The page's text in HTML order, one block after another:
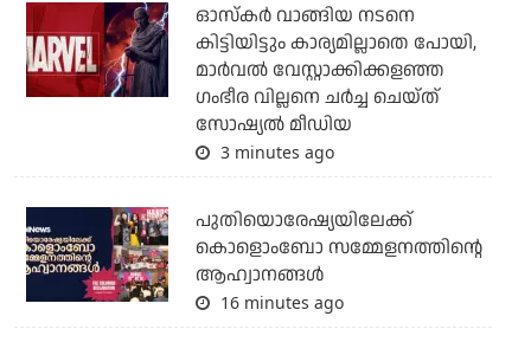
ഓസ്‌കര്‍ വാങ്ങിയ നടനെ
കിട്ടിയിട്ടും കാര്യമില്ലാതെ പോയി,
മാര്‍വല്‍ വേസ്റ്റാക്കിക്കളഞ്ഞ
ഗംഭീര വില്ലനെ ചര്‍ച്ച ചെയ്ത്
സോഷ്യല്‍ മീഡിയ
3 minutes ago
പുതിയൊരേഷ്യയിലേക്ക്
കൊളൊംബോ സമ്മേളനത്തിന്റെ
ആഹ്വാനങ്ങള്‍
16 minutes ago